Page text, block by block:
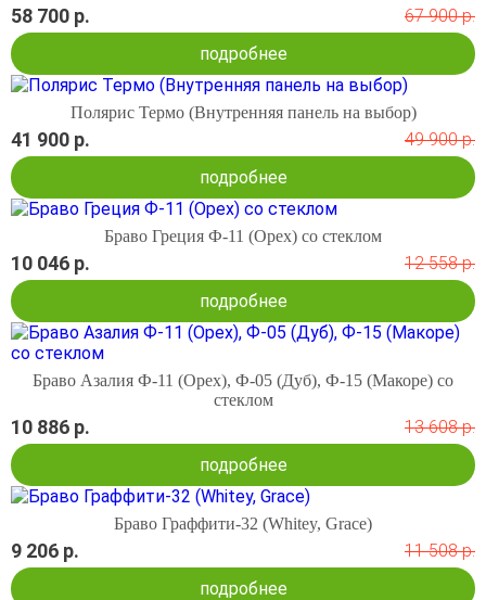
58 700 р.
67 900 р.
подробнее
Полярис Термо (Внутренняя панель на выбор)
41 900 р.
49 900 р.
подробнее
Браво Греция Ф-11 (Орех) со стеклом
10 046 р.
12 558 р.
подробнее
Браво Азалия Ф-11 (Орех), Ф-05 (Дуб), Ф-15 (Макоре) со
стеклом
10 886 р.
13 608 р.
подробнее
Браво Граффити-32 (Whitey, Grace)
9 206 р.
11 508 р.
подробнее